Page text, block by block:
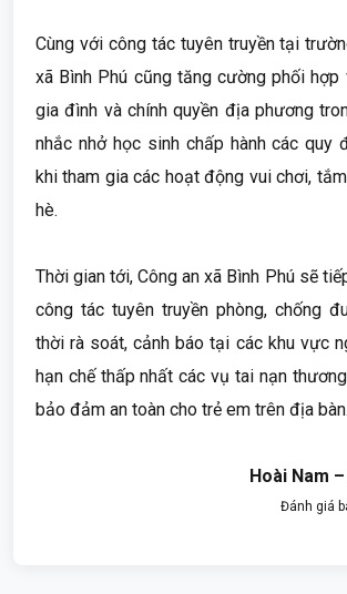
Cùng với công tác tuyên truyền tại
xã Bình Phú cũng tăng cường phối hợp
gia đình và chính quyền địa phương
nhắc nhở học sinh chấp hành các quy
khi tham gia các hoạt động vui chơi,
hè.
Thời gian tới, Công an xã Bình Phú sẽ
công tác tuyên truyền phòng, chống
thời rà soát, cảnh báo tại các khu vực
hạn chế thấp nhất các vụ tai nạn
bảo đảm an toàn cho trẻ em trên địa bàn.
Hoài Nam
Đánh giá